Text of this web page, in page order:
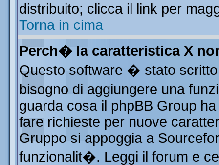
distribuito; clicca il link per
Torna in cima
Perch� la caratteristica X
Questo software � stato
bisogno di aggiungere una
guarda cosa il phpBB Group
fare richieste per nuove
Gruppo si appoggia a
funzionalit�. Leggi il forum e